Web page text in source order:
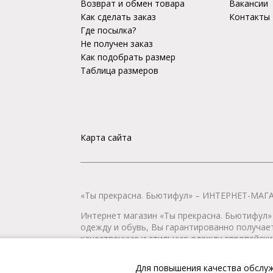
Возврат и обмен товара
Как сделать заказ
Где посылка?
Не получен заказ
Как подобрать размер
Таблица размеров
Карта сайта
Вакансии
Контакты
«Ты прекрасна. Бьютифул» – ИНТЕРНЕТ-
Интернет магазин «Ты прекрасна.
одежду и обувь, Вы гарантированно
качественную и стильную одежду
Для повышения качества